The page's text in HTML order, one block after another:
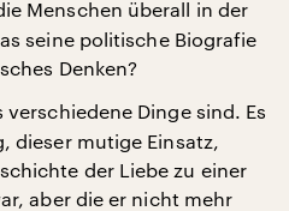
Menschen überall in der
seine politische Biografie
Denken?
verschiedene Dinge sind. Es
dieser mutige Einsatz,
der Liebe zu einer
aber die er nicht mehr